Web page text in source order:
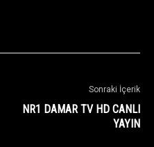
Sonraki İçerik
NR1 DAMAR TV HD CANLI
YAYIN